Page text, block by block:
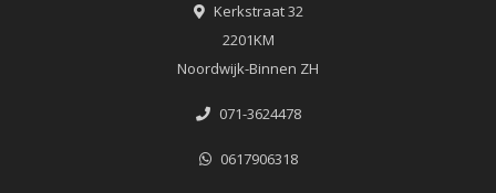
Kerkstraat 32
2201KM
Noordwijk-Binnen ZH
071-3624478
0617906318